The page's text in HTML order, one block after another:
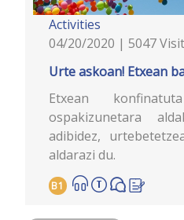
Activities
04/20/2020 | 5047
Urte askoan! Etxean
Etxean
ospakizunetara
adibidez,
aldarazi du.
B1